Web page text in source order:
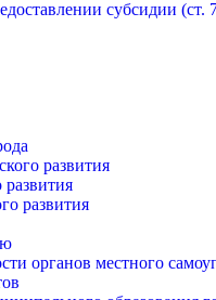
субсидии
развития
развития
органов местного